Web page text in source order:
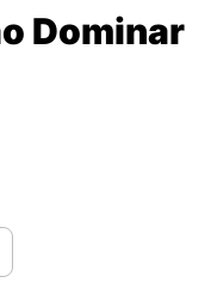
Dominar